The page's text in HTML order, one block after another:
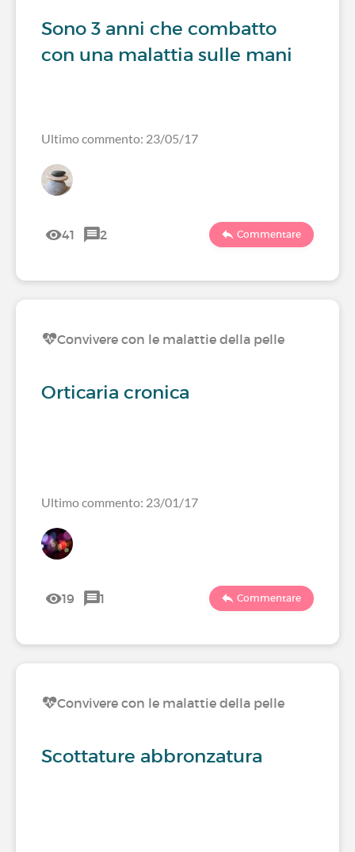
Sono 3 anni che combatto
con una malattia sulle mani
Ultimo commento: 23/05/17
41 2 Commentare
Convivere con le malattie della pelle
Orticaria cronica
Ultimo commento: 23/01/17
19 1 Commentare
Convivere con le malattie della pelle
Scottature abbronzatura